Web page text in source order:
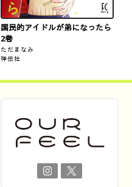
国民的アイドルが弟になったら
2巻
ただまなみ
祥伝社